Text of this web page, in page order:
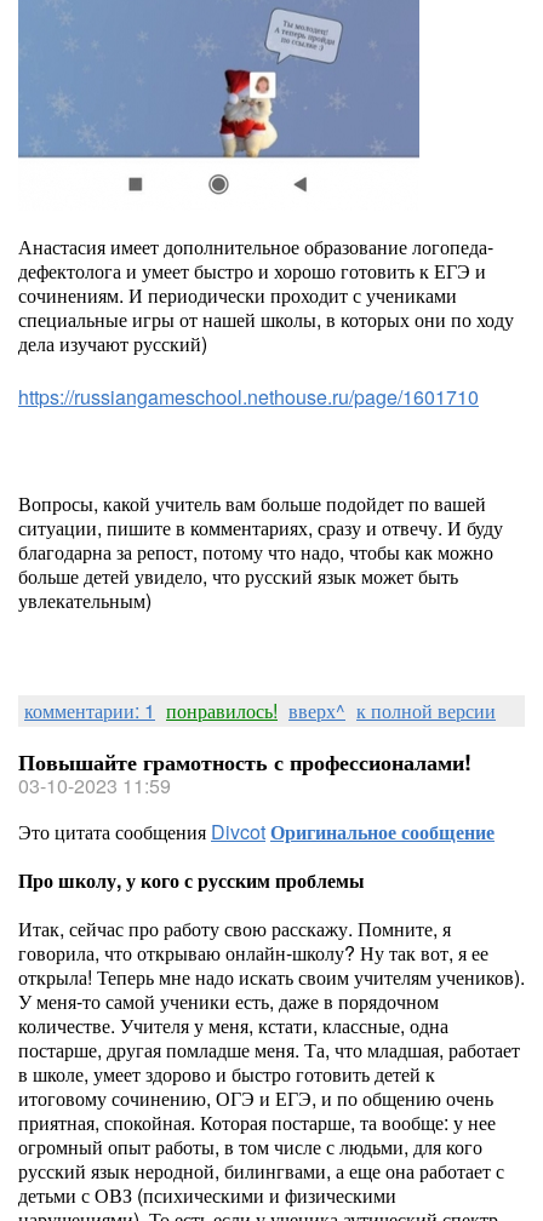
Анастасия имеет дополнительное образование логопеда-
дефектолога и умеет быстро и хорошо готовить к ЕГЭ и
сочинениям. И периодически проходит с учениками
специальные игры от нашей школы, в которых они по ходу
дела изучают русский)
https://russiangameschool.nethouse.ru/page/1601710
Вопросы, какой учитель вам больше подойдет по вашей
ситуации, пишите в комментариях, сразу и отвечу. И буду
благодарна за репост, потому что надо, чтобы как можно
больше детей увидело, что русский язык может быть
увлекательным)
комментарии: 1 понравилось! вверх^ к полной версии
Повышайте грамотность с профессионалами!
03-10-2023 11:59
Это цитата сообщения DivcotОригинальное сообщение
Про школу, у кого с русским проблемы
Итак, сейчас про работу свою расскажу. Помните, я
говорила, что открываю онлайн-школу? Ну так вот, я ее
открыла! Теперь мне надо искать своим учителям учеников).
У меня-то самой ученики есть, даже в порядочном
количестве. Учителя у меня, кстати, классные, одна
постарше, другая помладше меня. Та, что младшая, работает
в школе, умеет здорово и быстро готовить детей к
итоговому сочинению, ОГЭ и ЕГЭ, и по общению очень
приятная, спокойная. Которая постарше, та вообще: у нее
огромный опыт работы, в том числе с людьми, для кого
русский язык неродной, билингвами, а еще она работает с
детьми с ОВЗ (психическими и физическими